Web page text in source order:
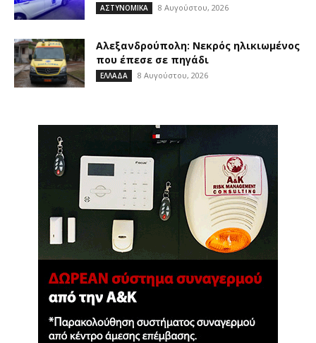
ΑΣΤΥΝΟΜΙΚΑ 8 Αυγούστου, 2026
Αλεξανδρούπολη: Νεκρός ηλικιωμένος
που έπεσε σε πηγάδι
ΕΛΛΑΔΑ 8 Αυγούστου, 2026